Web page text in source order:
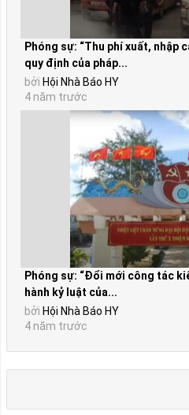
Phóng sự: “Thu phí xuất, nhập
quy định của pháp...
bởi Hội Nhà Báo HY
4 năm trước
Phóng sự: “Đổi mới công tác
hành kỷ luật của...
bởi Hội Nhà Báo HY
4 năm trước